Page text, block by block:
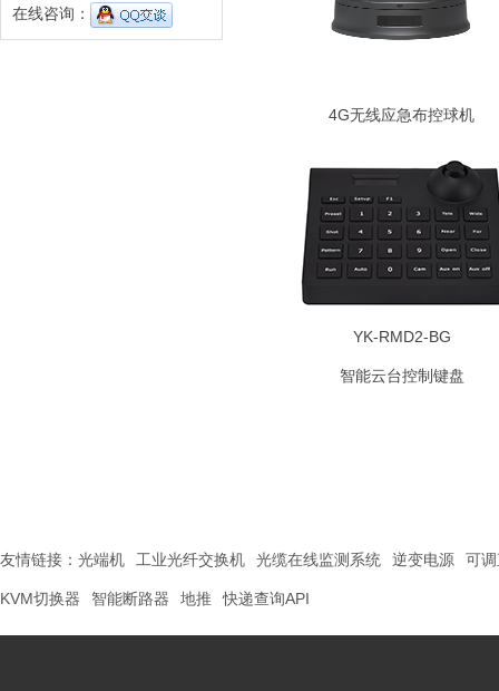
在线咨询：
4G无线应急布控球机
YK-RMD2-BG
智能云台控制键盘
友情链接： 光端机 工业光纤交换机 光缆在线监测系统 逆变电源 可
KVM切换器 智能断路器 地推 快递查询API